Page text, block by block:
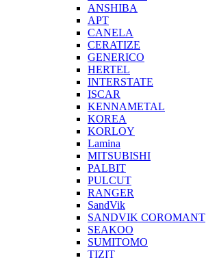
ANSHIBA
APT
CANELA
CERATIZE
GENERICO
HERTEL
INTERSTATE
ISCAR
KENNAMETAL
KOREA
KORLOY
Lamina
MITSUBISHI
PALBIT
PULCUT
RANGER
SandVik
SANDVIK COROMANT
SEAKOO
SUMITOMO
TIZIT